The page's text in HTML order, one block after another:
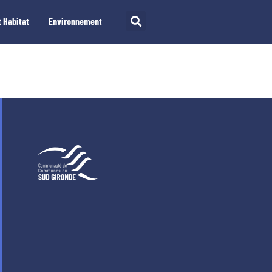
Habitat Environnement